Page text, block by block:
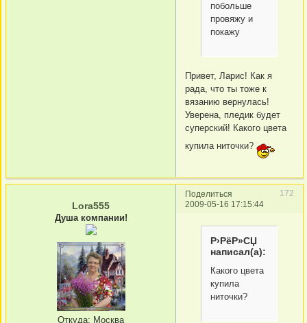
побольше
провяжу и
покажу
Привет, Ларис! Как я
рада, что ты тоже к
вязанию вернулась!
Уверена, пледик будет
суперский! Какого цвета
купила ниточки?
Поделиться
172
2009-05-16 17:15:44
Lora555
Душа компании!
Откуда: Москва
Р›РёР»СЏ
написал(а):
Какого цвета
купила
ниточки?